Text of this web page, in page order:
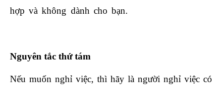
hợp và không dành cho bạn.
Nguyên tắc thứ tám
Nếu muốn nghỉ việc, thì hãy là người nghỉ việc có